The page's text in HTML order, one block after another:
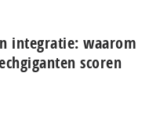
integratie: waarom
scoren